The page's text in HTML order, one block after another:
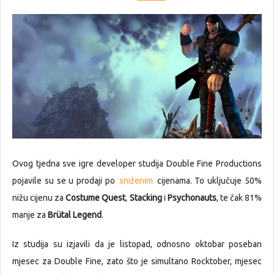
Ovog tjedna sve igre developer studija Double Fine Productions
pojavile su se u prodaji po sniženim cijenama. To uključuje 50%
nižu cijenu zaCostume Quest, Stackingi Psychonauts, te čak 81%
manje za Brütal Legend.
Iz studija su izjavili da je listopad, odnosno oktobar poseban
mjesec za Double Fine, zato što je simultano Rocktober, mjesec